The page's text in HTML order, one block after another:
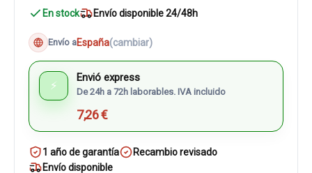
En stock Envío disponible 24/48h
Envío aEspaña(cambiar)
⚡
Envió express
De 24h a 72h laborables. IVA incluido
7,26 €
1 año de garantía
Recambio revisado
Envío disponible